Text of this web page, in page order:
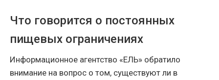
Что говорится о постоянных
пищевых ограничениях
Информационное агентство «ЕЛЬ» обратило
внимание на вопрос о том, существуют ли в